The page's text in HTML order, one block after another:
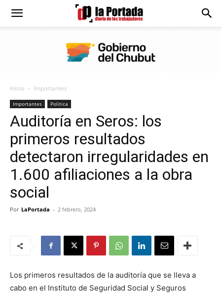
Diario
Portada
Inicio Importantes
Importantes Politica
Auditoría en Seros: los
primeros resultados
detectaron irregularidades en
1.600 afiliaciones a la obra
social
Por LaPortada - 2 febrero, 2024
Los primeros resultados de la auditoría que se lleva a
cabo en el Instituto de Seguridad Social y Seguros